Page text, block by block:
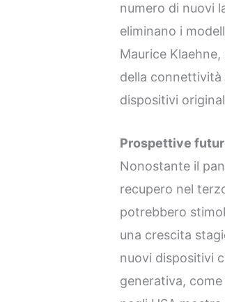
numero di nuovi
eliminano i
Maurice
della
dispositivi
Prospettive
Nonostante il
recupero nel
potrebbero
una crescita
nuovi dispositivi
generativa,